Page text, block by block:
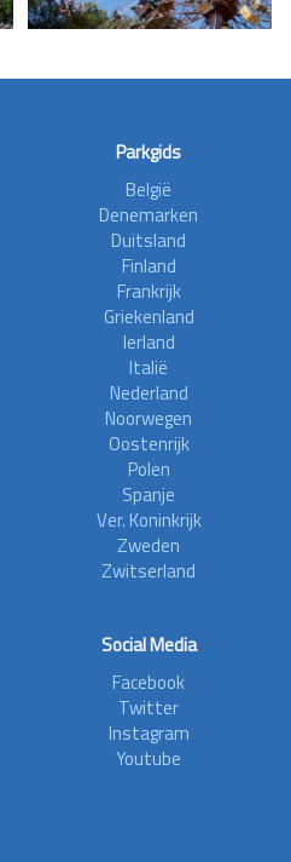
Parkgids
België
Denemarken
Duitsland
Finland
Frankrijk
Griekenland
Ierland
Italië
Nederland
Noorwegen
Oostenrijk
Polen
Spanje
Ver. Koninkrijk
Zweden
Zwitserland
Social Media
Facebook
Twitter
Instagram
Youtube